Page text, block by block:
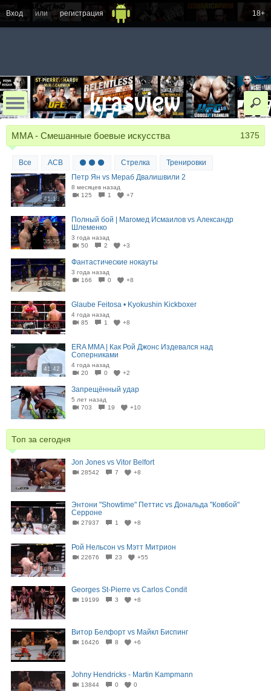
Вход или регистрация 18+
MMA - Смешанные боевые искусства 1375
Все ACB ⚫ ⚫ ⚫ Стрелка Тренировки
41:18
Петр Ян vs Мераб Двалишвили 2
8 месяцев назад
125
1 +7
35:35
Полный бой | Магомед Исмаилов vs Александр
Шлеменко
3 года назад
50
2 +3
08:50
Фантастические нокауты
3 года назад
166
0 +8
05:08
Glaube Feitosa • Kyokushin Kickboxer
4 года назад
85
1 +8
41:42
ERA MMA | Как Рой Джонс Издевался над
Соперниками
4 года назад
20
0 +2
00:13
Запрещённый удар
5 лет назад
703
19 +10
Топ за сегодня
38:54
Jon Jones vs Vitor Belfort
28542 7 +8
07:30
Энтони "Showtime" Петтис vs Дональда "Ковбой"
Серроне
27937 1 +8
08:11
Рой Нельсон vs Мэтт Митрион
22676 23 +55
53:26
Georges St-Pierre vs Carlos Condit
19199 3 +8
09:05
Витор Белфорт vs Майкл Биспинг
16426 8 +6
Johny Hendricks - Martin Kampmann
13844 0 0